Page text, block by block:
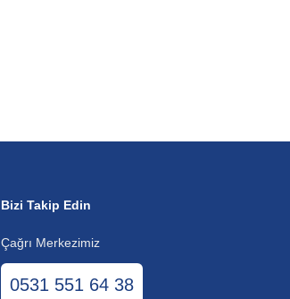
Bizi Takip Edin
Çağrı Merkezimiz
0531 551 64 38